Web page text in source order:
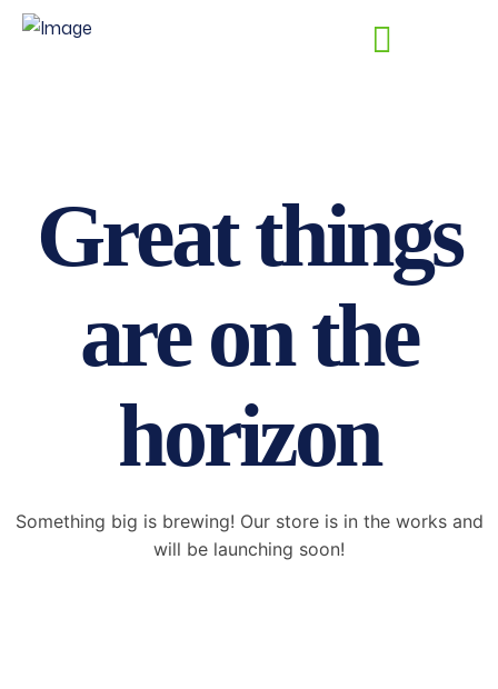
Great things
are on the
horizon
Something big is brewing! Our store is in the works and
will be launching soon!